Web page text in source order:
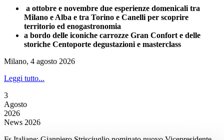
a ottobre e novembre due esperienze domenicali tra
Milano e Alba e tra Torino e Canelli per scoprire
territorio ed enogastronomia
a bordo delle iconiche carrozze Gran Confort e delle
storiche Centoporte degustazioni e masterclass
Milano, 4 agosto 2026
Leggi tutto...
3
Agosto
2026
News 2026